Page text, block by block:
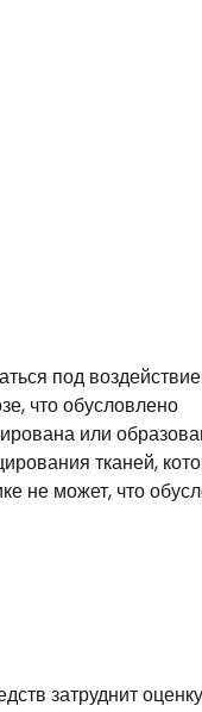
под
что обусловлено
или
тканей,
не может, что
затруднит оценку